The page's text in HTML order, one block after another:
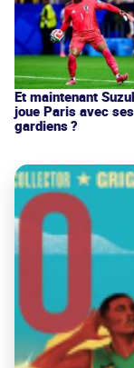
Et maintenant
joue Paris avec ses
gardiens ?